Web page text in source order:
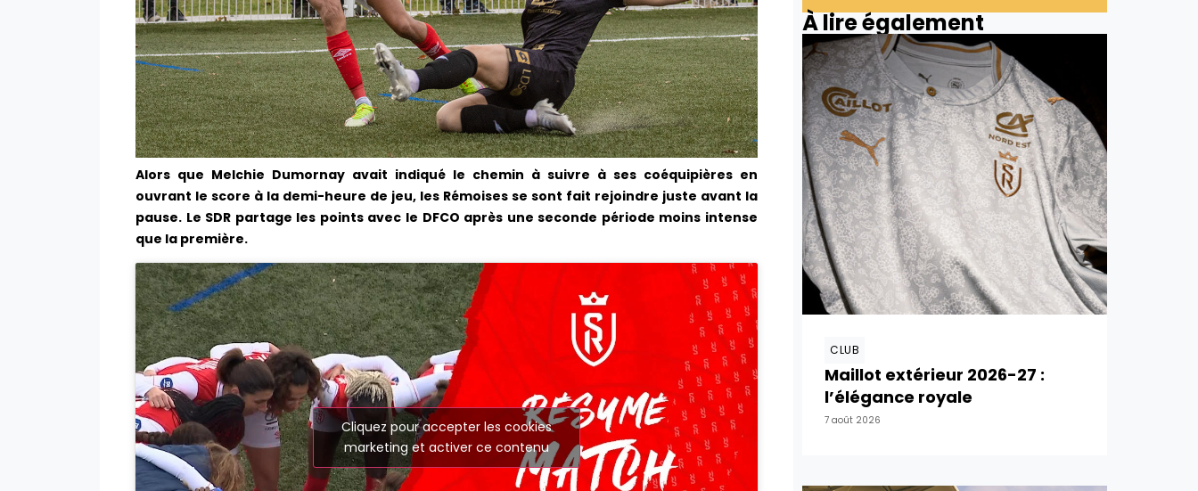
Alors que Melchie Dumornay avait indiqué le chemin à suivre à ses coéquipières en
ouvrant le score à la demi-heure de jeu, les Rémoises se sont fait rejoindre juste avant la
pause. Le SDR partage les points avec le DFCO après une seconde période moins intense
que la première.
Cliquez pour accepter les cookies
marketing et activer ce contenu
À lire également
CLUB
Maillot extérieur 2026-27 :
l’élégance royale
7 août 2026